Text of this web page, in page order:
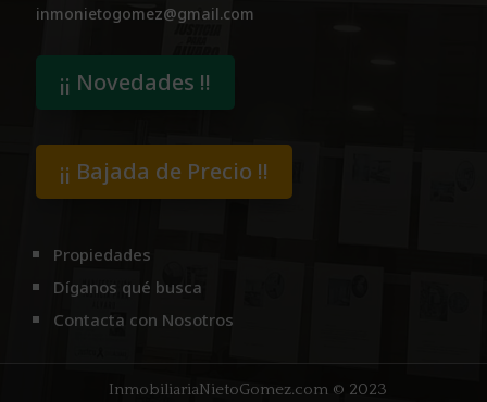
inmonietogomez@gmail.com
¡¡ Novedades !!
¡¡ Bajada de Precio !!
Propiedades
Díganos qué busca
Contacta con Nosotros
InmobiliariaNietoGomez.com © 2023